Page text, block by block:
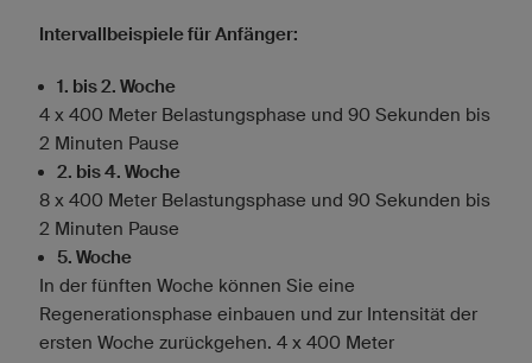
Intervallbeispiele für Anfänger:
1. bis 2. Woche
4 x 400 Meter Belastungsphase und 90 Sekunden bis
2 Minuten Pause
2. bis 4. Woche
8 x 400 Meter Belastungsphase und 90 Sekunden bis
2 Minuten Pause
5. Woche
In der fünften Woche können Sie eine
Regenerationsphase einbauen und zur Intensität der
ersten Woche zurückgehen. 4 x 400 Meter